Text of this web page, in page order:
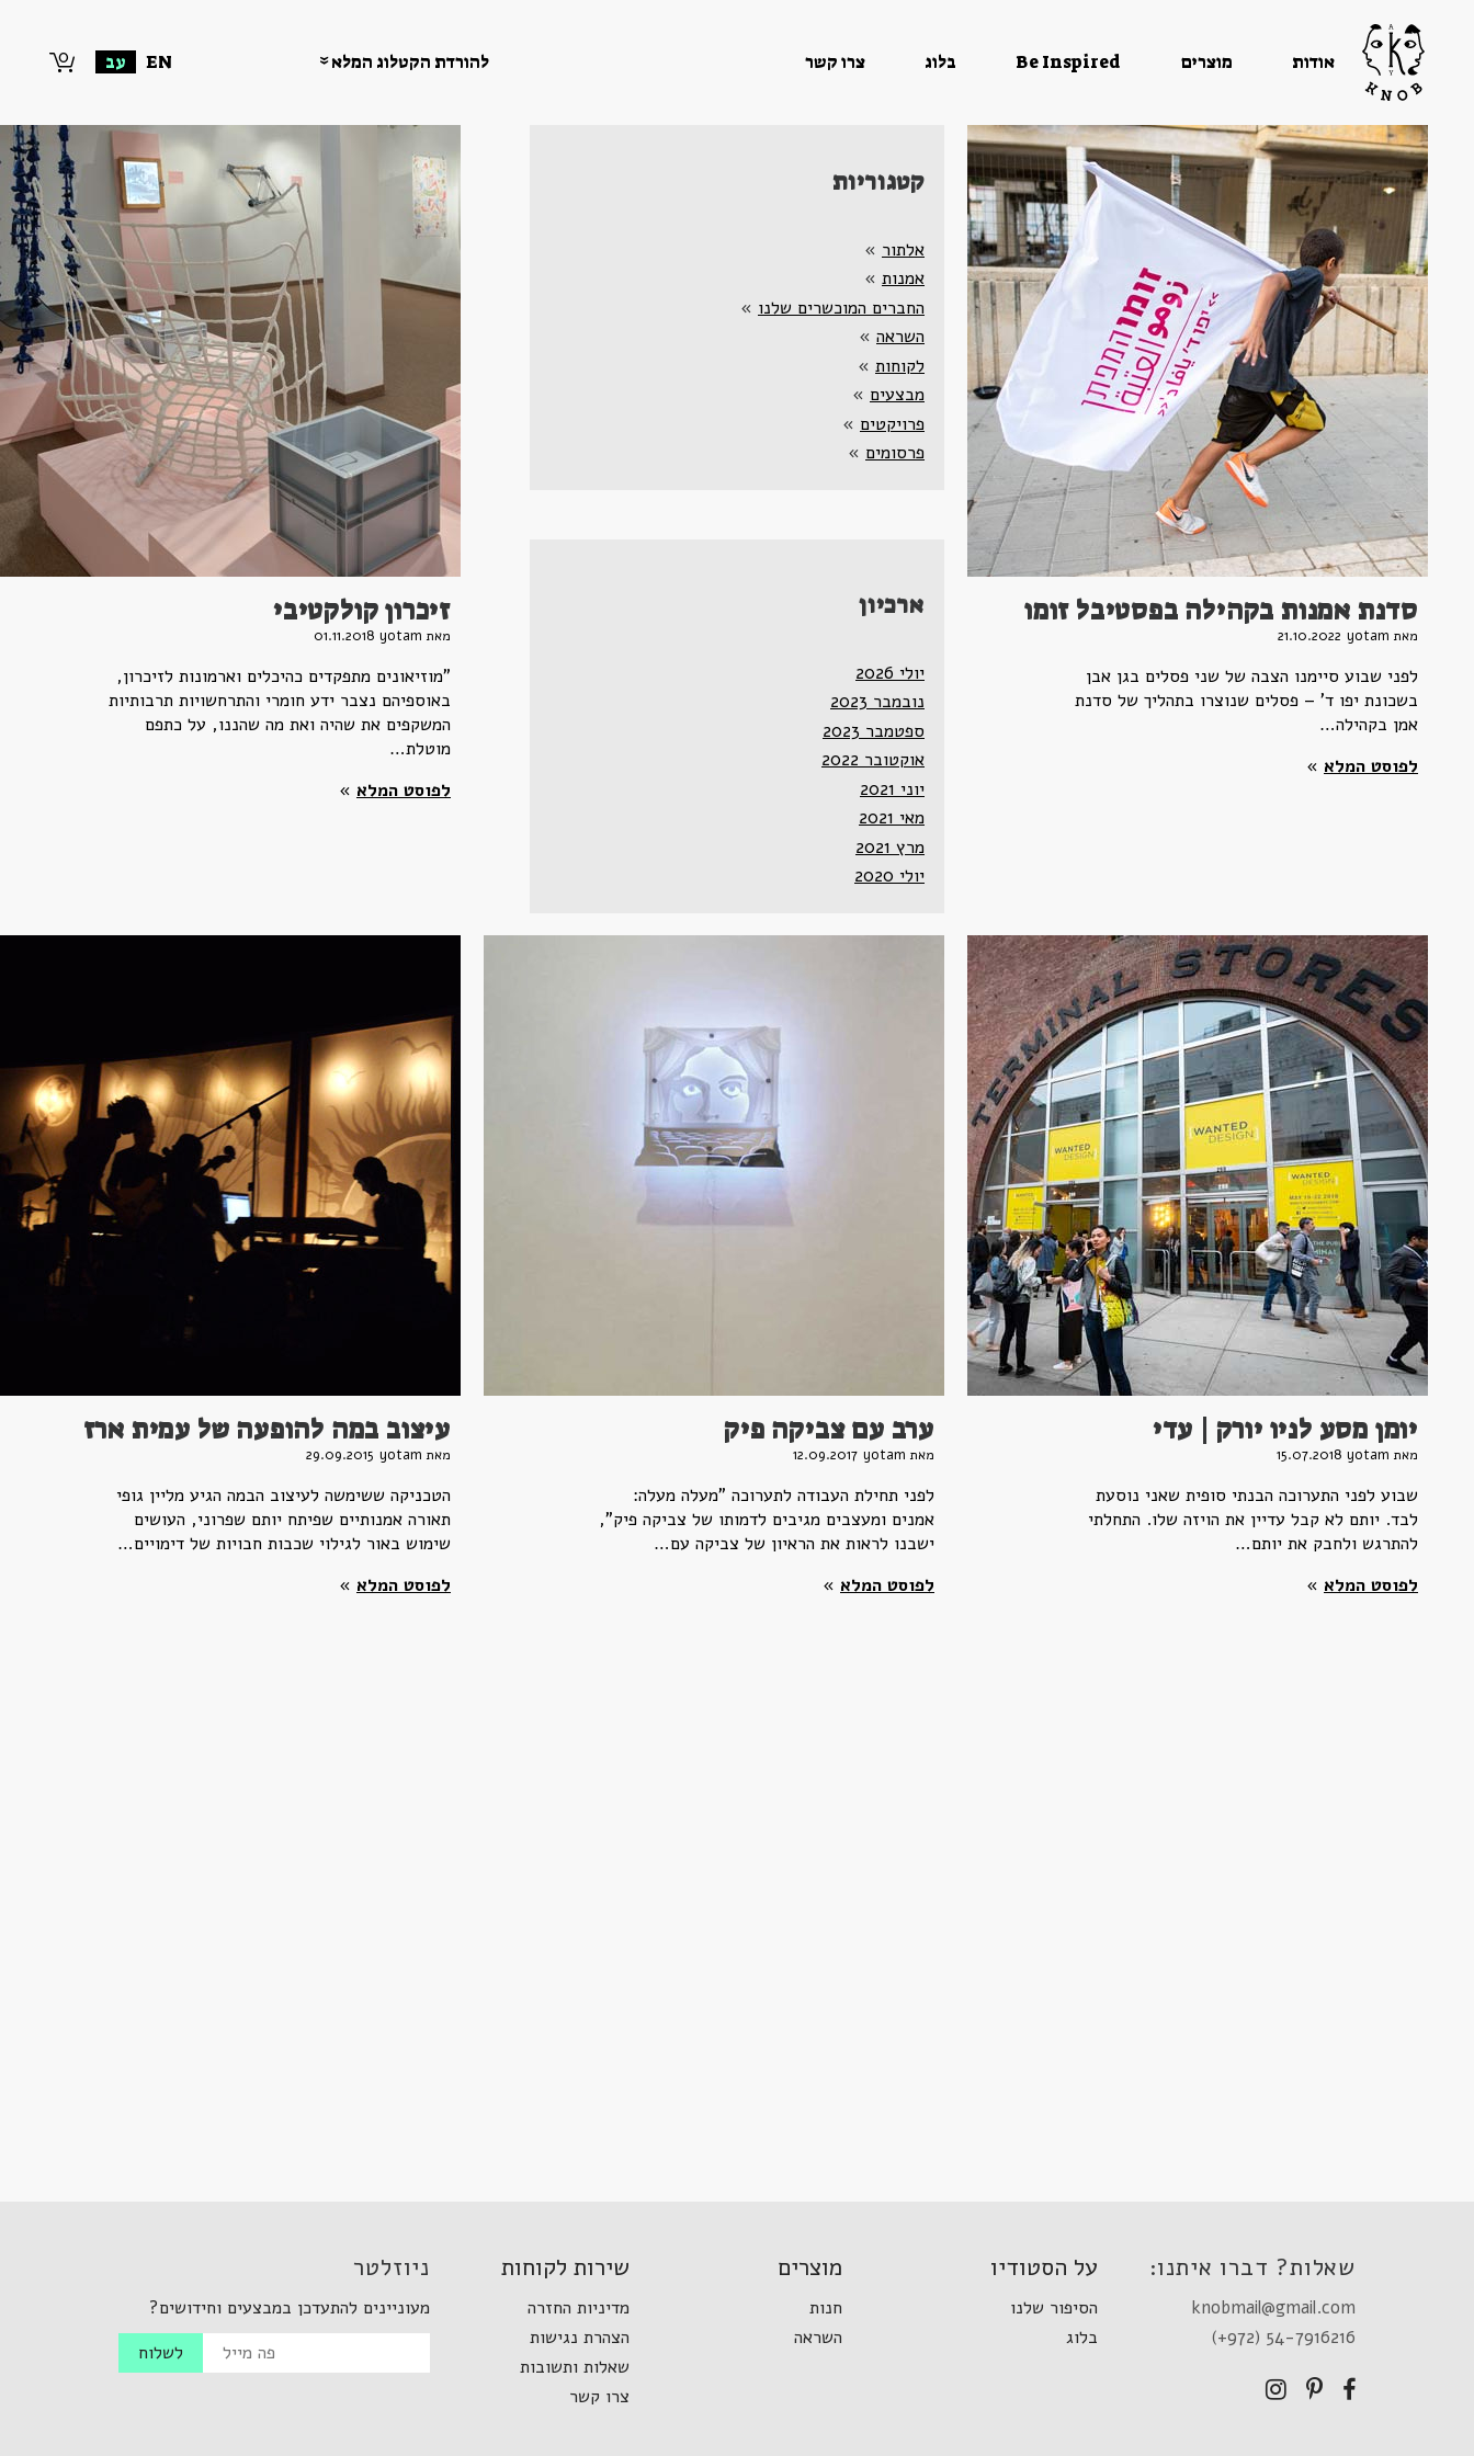
אודות מוצרים Be Inspired בלוג צרו קשר להורדת הקטלוג המלא EN עב 0 KnoBlog » ארכיון פוסטים בקטגוריה - "החברים המוכשרים שלנו"
סדנת אמנות בקהילה בפסטיבל זומו
מאת yotam 21.10.2022
לפני שבוע סיימנו הצבה של שני פסלים בגן אבן
בשכונת יפו ד' – פסלים שנוצרו בתהליך של סדנת
אמן בקהילה…
לפוסט המלא »
קטגוריות
אלתור »
אמנות »
החברים המוכשרים שלנו »
השראה »
לקוחות »
מבצעים »
פרויקטים »
פרסומים »
ארכיון
יולי 2026
נובמבר 2023
ספטמבר 2023
אוקטובר 2022
יוני 2021
מאי 2021
מרץ 2021
יולי 2020
זיכרון קולקטיבי
מאת yotam 01.11.2018
"מוזיאונים מתפקדים כהיכלים וארמונות לזיכרון,
באוספיהם נצבר ידע חומרי והתרחשויות תרבותיות
המשקפים את שהיה ואת מה שהננו, על כתפם
מוטלת…
לפוסט המלא »
יומן מסע לניו יורק | עדי
מאת yotam 15.07.2018
שבוע לפני התערוכה הבנתי סופית שאני נוסעת
לבד. יותם לא קבל עדיין את הויזה שלו. התחלתי
להתרגש ולחבק את יותם…
לפוסט המלא »
ערב עם צביקה פיק
מאת yotam 12.09.2017
לפני תחילת העבודה לתערוכה "מעלה מעלה:
אמנים ומעצבים מגיבים לדמותו של צביקה פיק",
ישבנו לראות את הראיון של צביקה עם…
לפוסט המלא »
עיצוב במה להופעה של עמית ארז
מאת yotam 29.09.2015
הטכניקה ששימשה לעיצוב הבמה הגיע מליין גופי
תאורה אמנותיים שפיתח יותם שפרוני, העושים
שימוש באור לגילוי שכבות חבויות של דימויים…
לפוסט המלא »
שאלות? דברו איתנו:
knobmail@gmail.com
(+972) 54-7916216
על הסטודיו
הסיפור שלנו
בלוג
מוצרים
חנות
השראה
שירות לקוחות
מדיניות החזרה
הצהרת נגישות
שאלות ותשובות
צרו קשר
ניוזלטר
מעוניינים להתעדכן במבצעים וחידושים?